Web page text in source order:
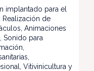
implantado para el
de
Animaciones
Sonido para
Vitivinicultura y